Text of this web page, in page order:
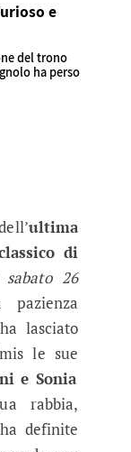
e
del trono
ha perso
Gonzalez
ultima
di
sabato 26
lasciato
le sue
e Sonia
rabbia,
definite